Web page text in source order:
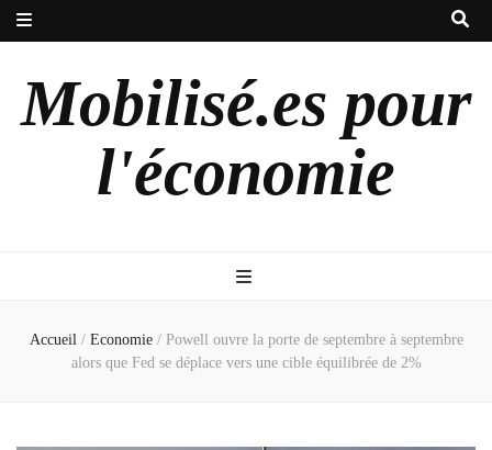
Mobilisé.es pour
l'économie
Accueil / Economie / Powell ouvre la porte de septembre à septembre
alors que Fed se déplace vers une cible équilibrée de 2%